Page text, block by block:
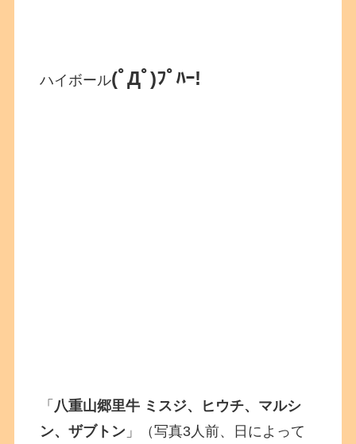
ハイボール(ﾟДﾟ)ﾌﾟﾊｰ!
「 八重山郷里牛 ミスジ、ヒウチ、マルシ
ン、ザブトン 」（写真3人前、日によって